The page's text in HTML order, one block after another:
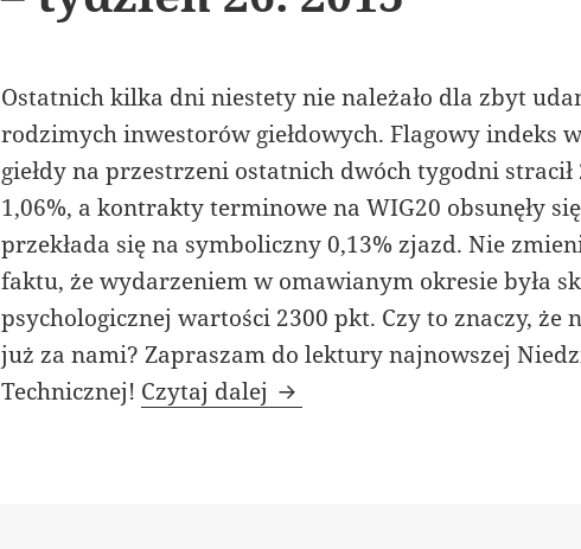
Ostatnich kilka dni niestety nie należało dla zbyt
rodzimych inwestorów giełdowych. Flagowy indeks
giełdy na przestrzeni ostatnich dwóch tygodni
1,06%, a kontrakty terminowe na WIG20 obsunęły
przekłada się na symboliczny 0,13% zjazd. Nie
faktu, że wydarzeniem w omawianym okresie była
psychologicznej wartości 2300 pkt. Czy to znaczy, że
już za nami? Zapraszam do lektury najnowszej
Technicznej! Czytaj dalej Niedzielna Analiza